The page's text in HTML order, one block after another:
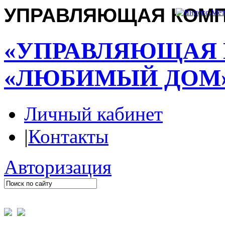
УПРАВЛЯЮЩАЯ
«ЛЮБИМЫЙ
Личный кабинет
|Контакты
Авторизация